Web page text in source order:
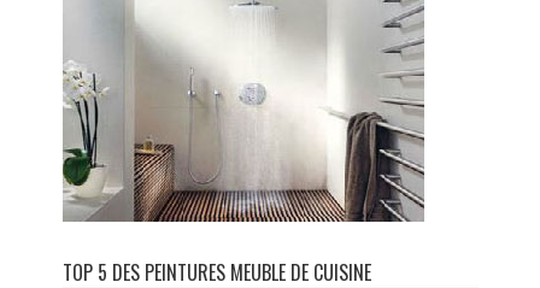
TOP 5 DES PEINTURES MEUBLE DE CUISINE